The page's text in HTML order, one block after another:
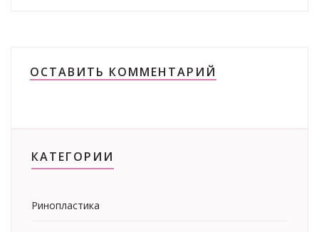
ОСТАВИТЬ КОММЕНТАРИЙ
КАТЕГОРИИ
Ринопластика